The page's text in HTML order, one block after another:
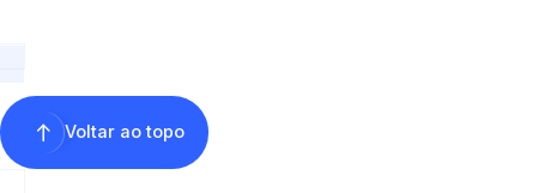
Voltar ao topo